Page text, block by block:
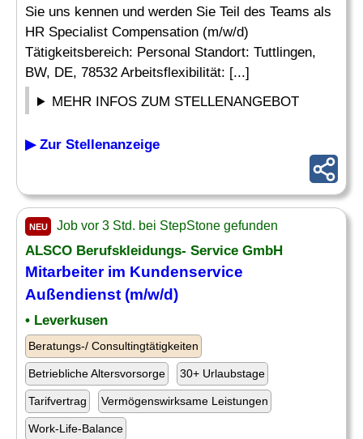
Sie uns kennen und werden Sie Teil des Teams als
HR Specialist Compensation (m/w/d)
Tätigkeitsbereich: Personal Standort: Tuttlingen,
BW, DE, 78532 Arbeitsflexibilität: [...]
MEHR INFOS ZUM STELLENANGEBOT
▶ Zur Stellenanzeige
NEU Job vor 3 Std. bei StepStone gefunden
ALSCO Berufskleidungs- Service GmbH
Mitarbeiter im Kundenservice
Außendienst (m/w/d)
• Leverkusen
Beratungs-/ Consultingtätigkeiten
Betriebliche Altersvorsorge 30+ Urlaubstage
Tarifvertrag Vermögenswirksame Leistungen
Work-Life-Balance